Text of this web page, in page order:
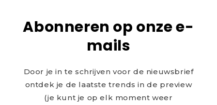
Abonneren op onze e-
mails
Door je in te schrijven voor de nieuwsbrief
ontdek je de laatste trends in de preview
(je kunt je op elk moment weer